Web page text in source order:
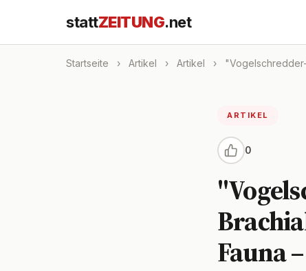
stattZEITUNG.net
Startseite › Artikel › Artikel ›
ARTIKEL
0
Fauna